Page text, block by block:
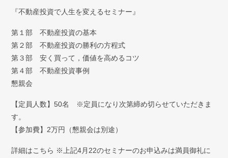
『不動産投資で人生を変えるセミナー』
第１部 不動産投資の基本
第２部 不動産投資の勝利の方程式
第３部 安く買って，価値を高めるコツ
第４部 不動産投資事例
懇親会
【定員人数】50名 ※定員になり次第締め切らせていただきま
す。
【参加費】2万円（懇親会は別途）
詳細はこちら ※上記4月22のセミナーのお申込みは満員御礼に